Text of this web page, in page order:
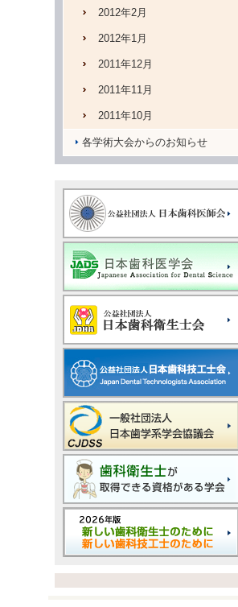
2012年2月
2012年1月
2011年12月
2011年11月
2011年10月
各学術大会からのお知らせ